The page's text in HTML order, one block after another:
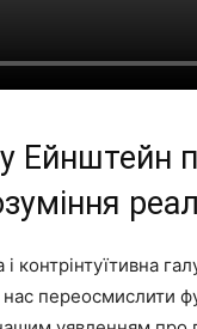
Ейнштейн
контрінтуїтивна
переосмислити